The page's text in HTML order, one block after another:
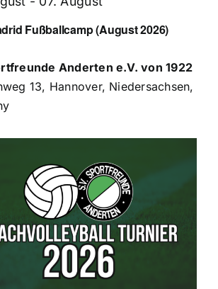
Fußballcamp (August 2026)
Anderten e.V. von 1922
13, Hannover, Niedersachsen,